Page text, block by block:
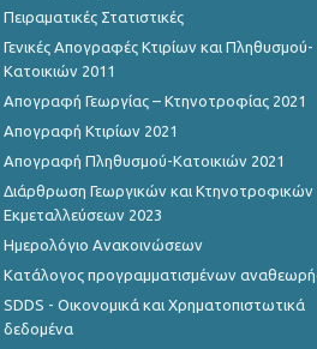
Δεκεμβρίου 2022
Νοεμβρίου 2022
Οκτωβρίου 2022
Σεπτεμβρίου 2022
Αυγούστου 2022
Ιουλίου 2022
Ιουνίου 2022
Μαΐου 2022
Πειραματικές Στατιστικές
Γενικές Απογραφές Κτιρίων και Πληθυσμού-
Κατοικιών 2011
Απογραφή Γεωργίας – Κτηνοτροφίας 2021
Απογραφή Κτιρίων 2021
Απογραφή Πληθυσμού-Κατοικιών 2021
Διάρθρωση Γεωργικών και Κτηνοτροφικών
Εκμεταλλεύσεων 2023
Ημερολόγιο Ανακοινώσεων
Κατάλογος προγραμματισμένων
SDDS - Οικονομικά και Χρηματοπιστωτικά
δεδομένα